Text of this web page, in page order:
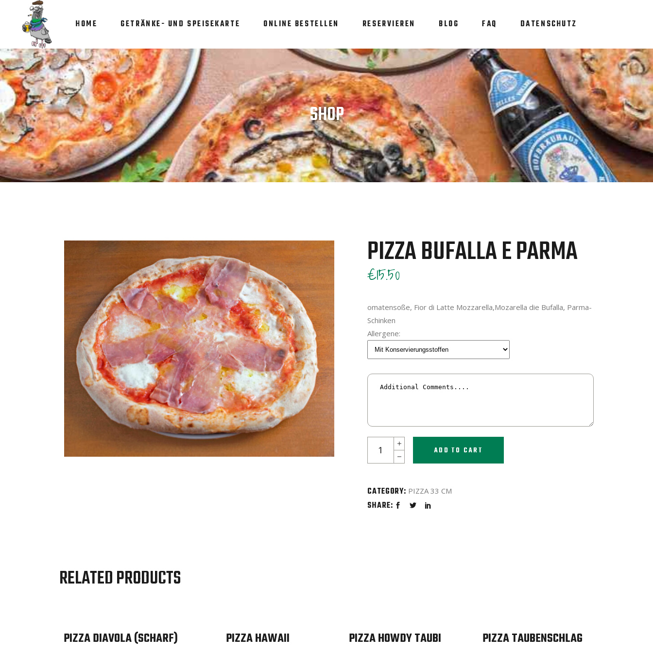
HOME GETRÄNKE- UND SPEISEKARTE ONLINE BESTELLEN RESERVIEREN BLOG FAQ DATENSCHUTZ
SHOP
PIZZA BUFALLA E PARMA
€15.50
omatensoße, Fior di Latte Mozzarella,Mozarella die Bufalla, Parma-
Schinken
Allergene:
Bufalla
quantity
ADD TO CART
CATEGORY: PIZZA 33 CM
SHARE:
RELATED PRODUCTS
PIZZA DIAVOLA (SCHARF) PIZZA HAWAII PIZZA HOWDY TAUBI PIZZA TAUBENSCHLAG